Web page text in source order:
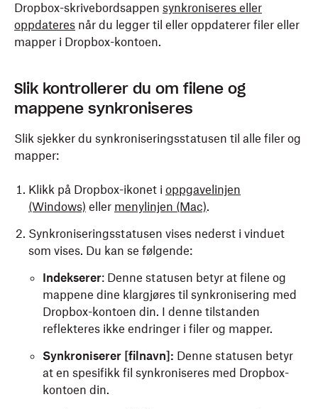
Dropbox-skrivebordsappen synkroniseres eller
oppdateres når du legger til eller oppdaterer filer eller
mapper i Dropbox-kontoen.
Slik kontrollerer du om filene og
mappene synkroniseres
Slik sjekker du synkroniseringsstatusen til alle filer og
mapper:
Klikk på Dropbox-ikonet i oppgavelinjen
(Windows) eller menylinjen (Mac).
Synkroniseringsstatusen vises nederst i vinduet
som vises. Du kan se følgende:
Indekserer: Denne statusen betyr at filene og
mappene dine klargjøres til synkronisering med
Dropbox-kontoen din. I denne tilstanden
reflekteres ikke endringer i filer og mapper.
Synkroniserer [filnavn]: Denne statusen betyr
at en spesifikk fil synkroniseres med Dropbox-
kontoen din.